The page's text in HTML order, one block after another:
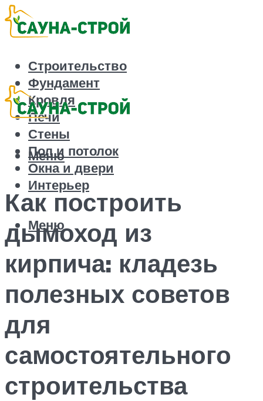
Строительство
Фундамент
Кровля
Печи
Стены
Пол и потолок
Окна и двери
Интерьер
Меню
Меню
Как построить
дымоход из
кирпича: кладезь
полезных советов
для
самостоятельного
строительства